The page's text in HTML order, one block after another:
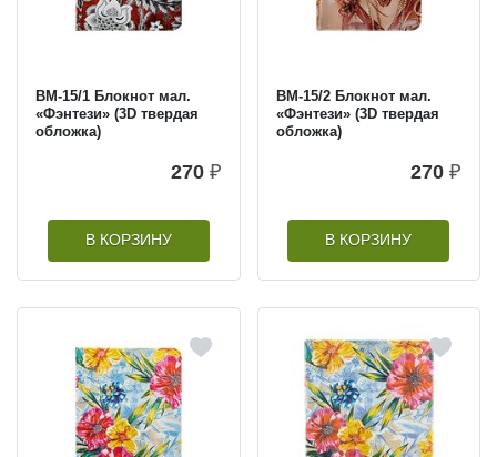
BM-15/1 Блокнот мал.
«Фэнтези» (3D твердая
обложка)
270 ₽
В КОРЗИНУ
BM-15/2 Блокнот мал.
«Фэнтези» (3D твердая
обложка)
270 ₽
В КОРЗИНУ